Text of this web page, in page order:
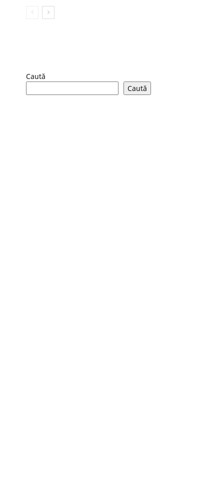
Caută
Caută